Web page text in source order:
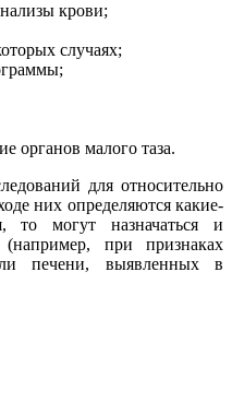
крови;
случаях;
органов малого таза.
для относительно
них определяются какие-
то могут назначаться и
(например, при признаках
печени, выявленных в